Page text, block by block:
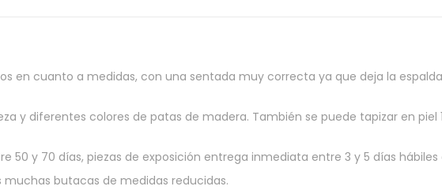
en cuanto a medidas, con una sentada muy correcta ya que deja la
y diferentes colores de patas de madera. También se puede tapizar en piel
50 y 70 días, piezas de exposición entrega inmediata entre 3 y 5 días hábiles
muchas butacas de medidas reducidas.